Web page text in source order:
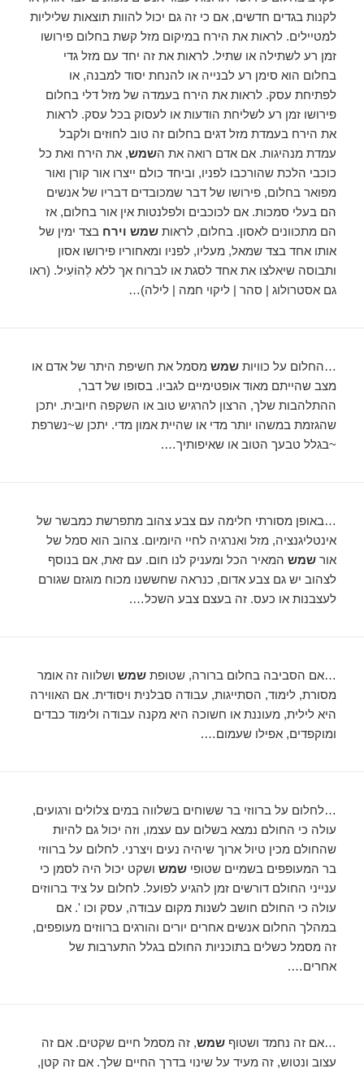
לקנות בגדים חדשים, אם כי זה גם יכול להוות תוצאות שליליות
למטיילים. לראות את הירח במיקום מזל קשת בחלום פירושו
זמן רע לשתילה או שתיל. לראות את זה יחד עם מזל גדי
בחלום הוא סימן רע לבנייה או להנחת יסוד למבנה, או
לפתיחת עסק. לראות את הירח בעמדה של מזל דלי בחלום
פירושו זמן רע לשליחת הודעות או לעסוק בכל עסק. לראות
את הירח בעמדת מזל דגים בחלום זה טוב לחוזים ולקבל
עמדת מנהיגות. אם אדם רואה את השמש, את הירח ואת כל
כוכבי הלכת שהורכבו לפניו, וביחד כולם ייצרו אור קורן ואור
מפואר בחלום, פירושו של דבר שמכובדים דבריו של אנשים
הם בעלי סמכות. אם לכוכבים ולפלנטות אין אור בחלום, אז
הם מתכוונים לאסון. בחלום, לראותשמש וירח בצד ימין של
אותו אחד בצד שמאל, מעליו, לפניו ומאחוריו פירושו אסון
ותבוסה שיאלצו את אחד לסגת או לברוח אך ללא לְהוֹעִיל. (ראו
גם אסטרולוג | סהר | ליקוי חמה | לילה)…
…החלום על כוויותשמש מסמל את חשיפת היתר של אדם או
מצב שהייתם מאוד אופטימיים לגביו. בסופו של דבר,
ההתלהבות שלך, הרצון להרגיש טוב או השקפה חיובית. יתכן
שהגזמת במשהו יותר מדי או שהיית אמון מדי. יתכן ש~נשרפת
~בגלל טבעך הטוב או שאיפותיך….
…באופן מסורתי חלימה עם צבע צהוב מתפרשת כמבשר של
אינטליגנציה, מזל ואנרגיה לחיי היומיום. צהוב הוא סמל של
אורשמש המאיר הכל ומעניק לנו חום. עם זאת, אם בנוסף
לצהוב יש גם צבע אדום, כנראה שחששנו מכוח מוגזם שגורם
לעצבנות או כעס. זה בעצם צבע השכל….
…אם הסביבה בחלום ברורה, שטופתשמש ושלווה זה אומר
מסורת, לימוד, הסתייגות, עבודה סבלנית ויסודית. אם האווירה
היא לילית, מעוננת או חשוכה היא מקנה עבודה ולימוד כבדים
ומוקפדים, אפילו שעמום….
…לחלום על ברווזי בר ששוחים בשלווה במים צלולים ורגועים,
עולה כי החולם נמצא בשלום עם עצמו, וזה יכול גם להיות
שהחולם מכין טיול ארוך שיהיה נעים ויצרני. לחלום על ברווזי
בר המעופפים בשמיים שטופישמש ושקט יכול היה לסמן כי
ענייני החולם דורשים זמן להגיע לפועל. לחלום על ציד ברווזים
עולה כי החולם חושב לשנות מקום עבודה, עסק וכו '. אם
במהלך החלום אנשים אחרים יורים והורגים ברווזים מעופפים,
זה מסמל כשלים בתוכניות החולם בגלל התערבות של
אחרים….
…אם זה נחמד ושטוףשמש, זה מסמל חיים שקטים. אם זה
עצוב ונטוש, זה מעיד על שינוי בדרך החיים שלך. אם זה קטן,